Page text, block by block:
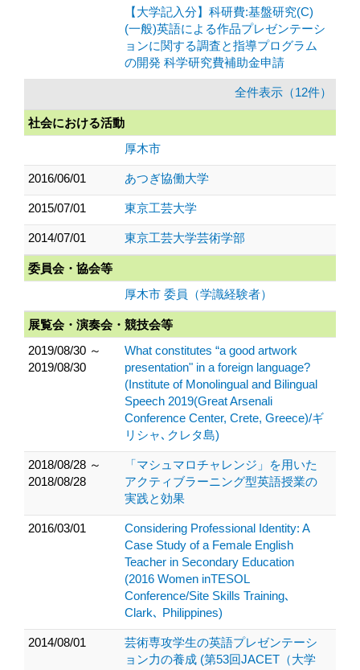
【大学記入分】科研費:基盤研究(C)
(一般)英語による作品プレゼンテーシ
ョンに関する調査と指導プログラム
の開発 科学研究費補助金申請
全件表示（12件）
社会における活動
厚木市
2016/06/01 あつぎ協働大学
2015/07/01 東京工芸大学
2014/07/01 東京工芸大学芸術学部
委員会・協会等
厚木市 委員（学識経験者）
展覧会・演奏会・競技会等
2019/08/30 ～
2019/08/30
What constitutes “a good artwork
presentation" in a foreign language?
(Institute of Monolingual and Bilingual
Speech 2019(Great Arsenali
Conference Center, Crete, Greece)/ギ
リシャ､クレタ島)
2018/08/28 ～
2018/08/28
「マシュマロチャレンジ」を用いた
アクティブラーニング型英語授業の
実践と効果
2016/03/01
Considering Professional Identity: A
Case Study of a Female English
Teacher in Secondary Education
(2016 Women inTESOL
Conference/Site Skills Training､
Clark､ Philippines)
2014/08/01
芸術専攻学生の英語プレゼンテーシ
ョン力の養成 (第53回JACET（大学